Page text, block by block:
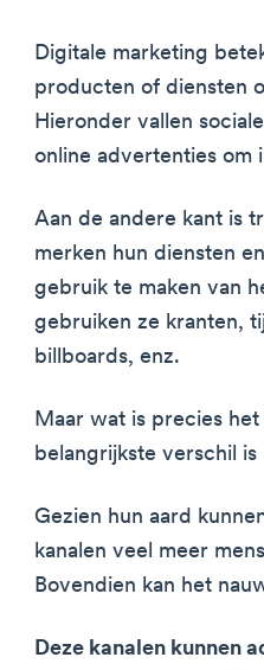
Digitale marketing
producten of diensten
Hieronder vallen
online advertenties om
Aan de andere kant is
merken hun diensten
gebruik te maken van
gebruiken ze kranten,
billboards, enz.
Maar wat is precies
belangrijkste verschil
Gezien hun aard
kanalen veel meer
Bovendien kan het
Deze kanalen kunnen